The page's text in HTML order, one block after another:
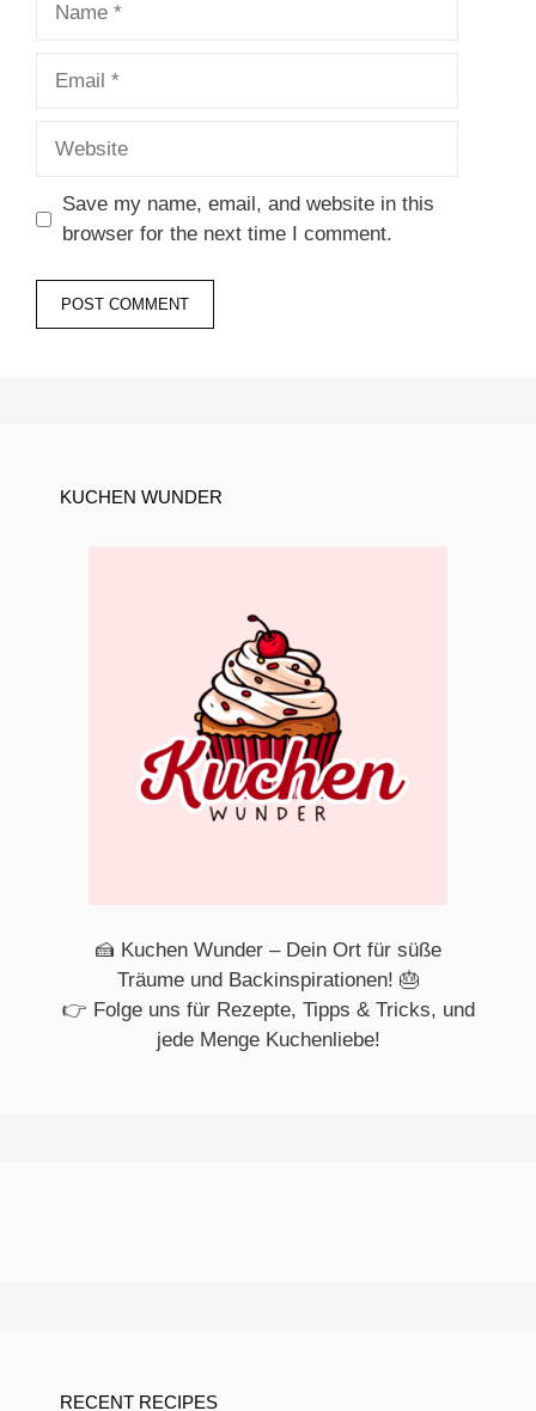
Save my name, email, and website in this
browser for the next time I comment.
KUCHEN WUNDER
🍰 Kuchen Wunder – Dein Ort für süße
Träume und Backinspirationen! 🎂
👉 Folge uns für Rezepte, Tipps & Tricks, und
jede Menge Kuchenliebe!
RECENT RECIPES